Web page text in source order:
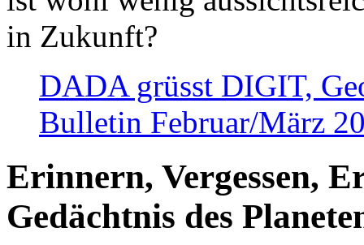
in Zukunft?
DADA grüsst DIGIT,
Bulletin Februar/März
Erinnern, Vergessen,
Gedächtnis des